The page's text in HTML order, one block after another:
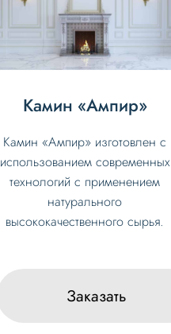
Камин «Ампир»
Камин «Ампир» изготовлен с
использованием современных
технологий с применением
натурального
высококачественного сырья.
Заказать